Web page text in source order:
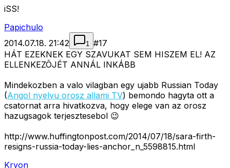
iSS!
Papichulo
2014.07.18. 21:42
1 #17
HÁT EZEKNEK EGY SZAVUKAT SEM HISZEM EL! AZ
ELLENKEZÕJÉT ANNÁL INKÁBB
Mindekozben a valo vilagban egy ujabb Russian Today
(Angol nyelvu orosz allami TV) bemondo hagyta ott a
csatornat arra hivatkozva, hogy elege van az orosz
hazugsagok terjesztesebol 😉
http://www.huffingtonpost.com/2014/07/18/sara-firth-
resigns-russia-today-lies-anchor_n_5598815.html
Kryon